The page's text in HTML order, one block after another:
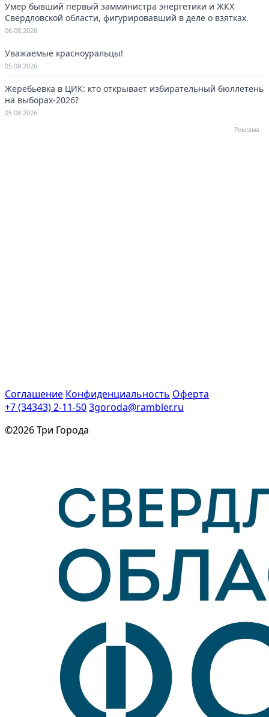
Умер бывший первый замминистра энергетики и ЖКХ
Свердловской области, фигурировавший в деле о взятках.
06.08.2026
Уважаемые красноуральцы!
05.08.2026
Жеребьевка в ЦИК: кто открывает избирательный бюллетень
на выборах-2026?
05.08.2026
Реклама
Соглашение Конфиденциальность Оферта
+7 (34343) 2-11-503goroda@rambler.ru
©2026 Три Города